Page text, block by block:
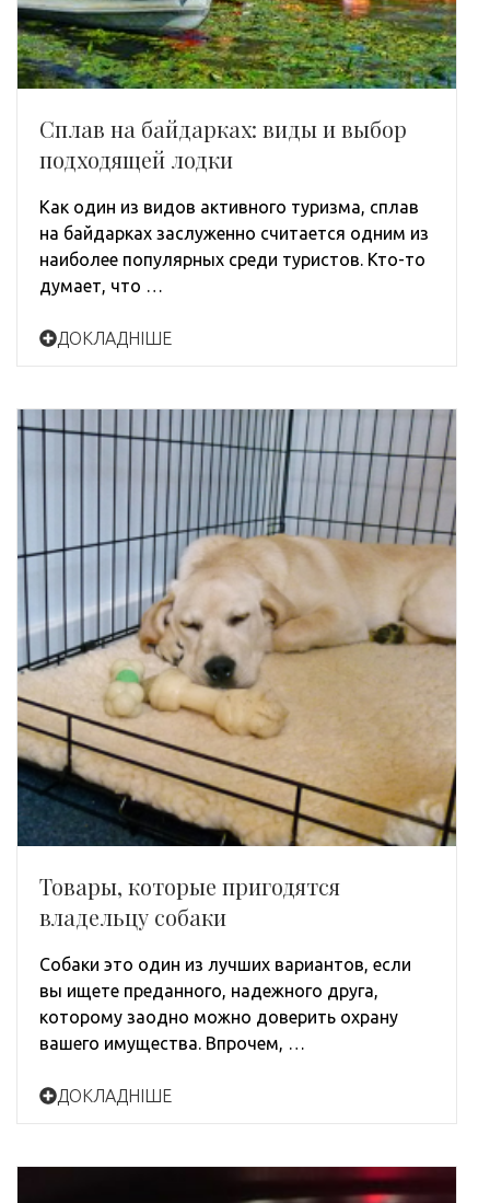
Сплав на байдарках: виды и выбор
подходящей лодки
Как один из видов активного туризма, сплав
на байдарках заслуженно считается одним из
наиболее популярных среди туристов. Кто-то
думает, что …
ДОКЛАДНІШЕ
Товары, которые пригодятся
владельцу собаки
Собаки это один из лучших вариантов, если
вы ищете преданного, надежного друга,
которому заодно можно доверить охрану
вашего имущества. Впрочем, …
ДОКЛАДНІШЕ